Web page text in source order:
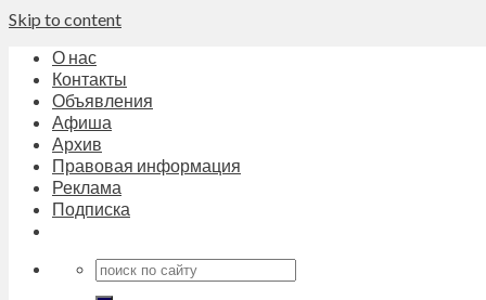
Skip to content
О нас
Контакты
Объявления
Афиша
Архив
Правовая информация
Реклама
Подписка